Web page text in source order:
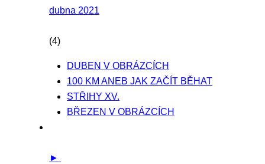
dubna 2021
(4)
DUBEN V OBRÁZCÍCH
100 KM ANEB JAK ZAČÍT BĚHAT
STŘIHY XV.
BŘEZEN V OBRÁZCÍCH
►